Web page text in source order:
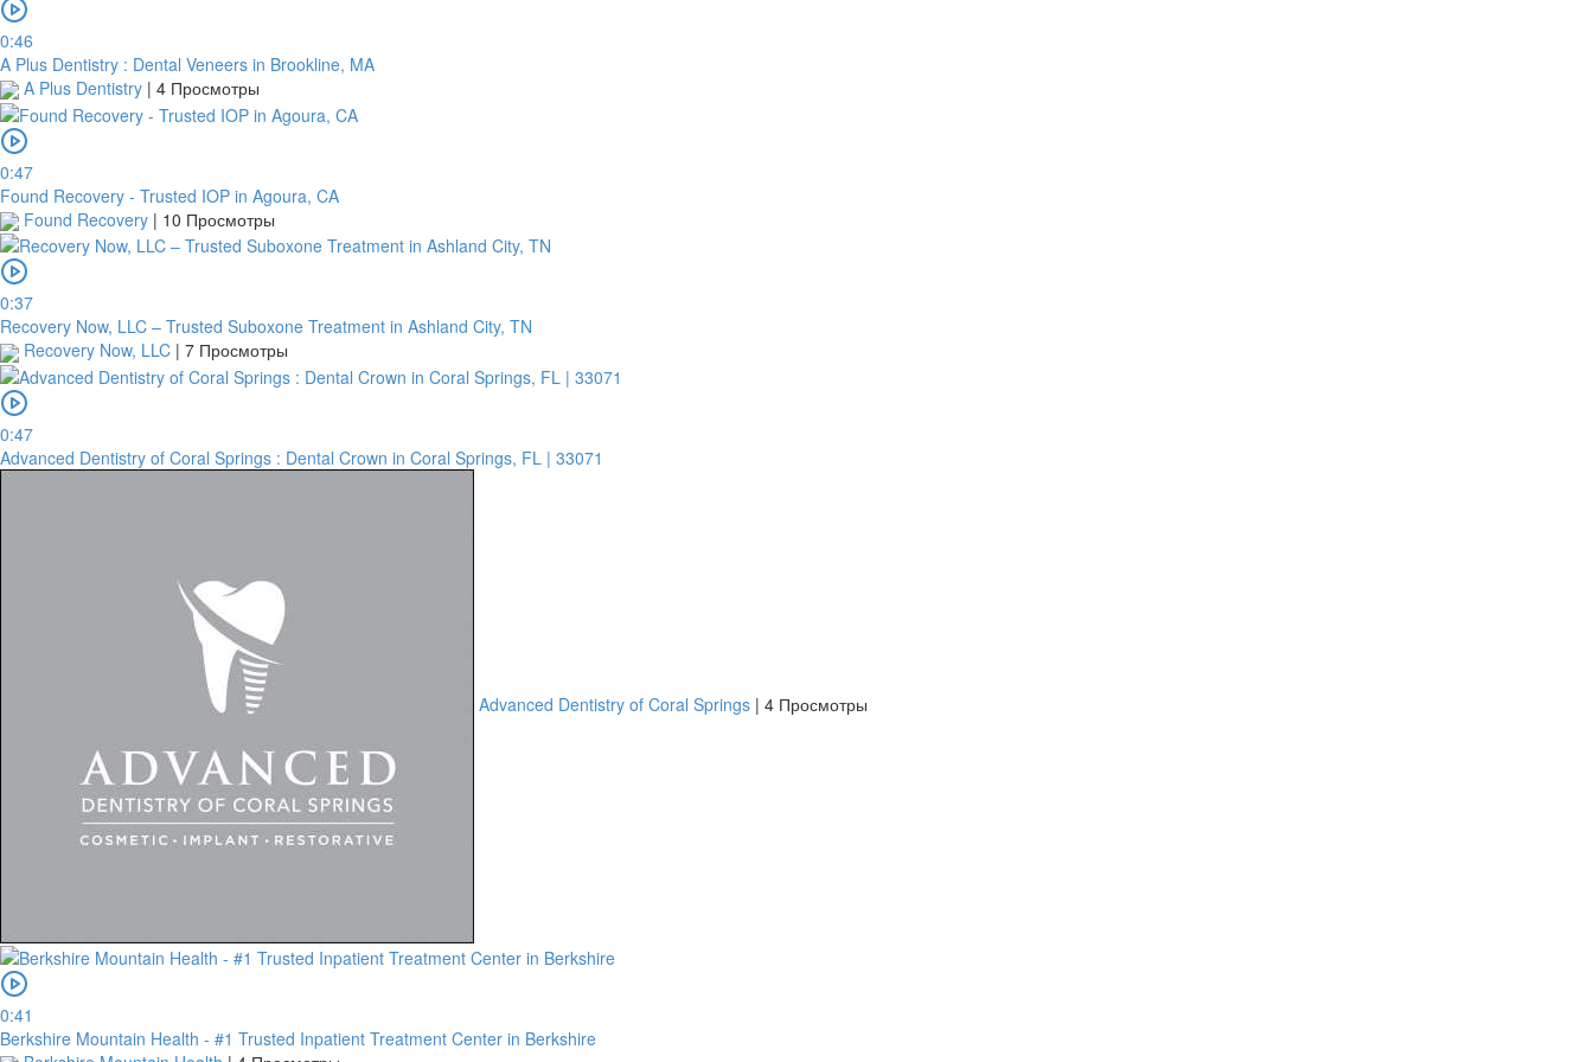
0:46
A Plus Dentistry : Dental Veneers in Brookline, MA
A Plus Dentistry | 4 Просмотры
0:47
Found Recovery - Trusted IOP in Agoura, CA
Found Recovery | 10 Просмотры
0:37
Recovery Now, LLC – Trusted Suboxone Treatment in Ashland City, TN
Recovery Now, LLC | 7 Просмотры
0:47
Advanced Dentistry of Coral Springs : Dental Crown in Coral Springs, FL | 33071
Advanced Dentistry of Coral Springs | 4 Просмотры
0:41
Berkshire Mountain Health - #1 Trusted Inpatient Treatment Center in Berkshire